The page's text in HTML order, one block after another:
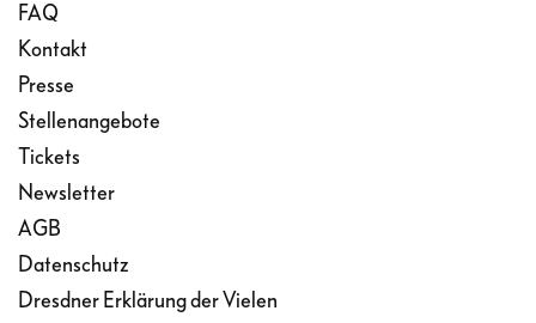
FAQ
Kontakt
Presse
Stellenangebote
Tickets
Newsletter
AGB
Datenschutz
Dresdner Erklärung der Vielen